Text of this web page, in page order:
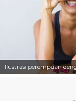
Ilustrasi perempuan